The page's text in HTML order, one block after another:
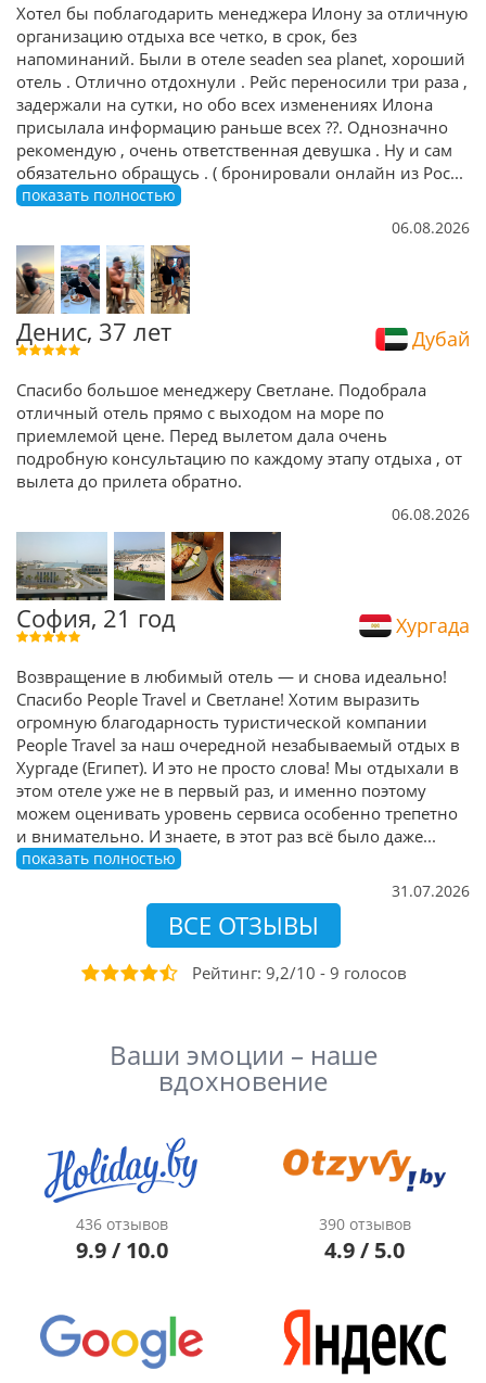
Хотел бы поблагодарить менеджера Илону за отличную
организацию отдыха все четко, в срок, без
напоминаний. Были в отеле seaden sea planet, хороший
отель . Отлично отдохнули . Рейс переносили три раза ,
задержали на сутки, но обо всех изменениях Илона
присылала информацию раньше всех ??. Однозначно
рекомендую , очень ответственная девушка . Ну и сам
обязательно обращусь . ( бронировали онлайн из Рос...
показать полностью
06.08.2026
Денис, 37 лет Дубай
Спасибо большое менеджеру Светлане. Подобрала
отличный отель прямо с выходом на море по
приемлемой цене. Перед вылетом дала очень
подробную консультацию по каждому этапу отдыха , от
вылета до прилета обратно.
06.08.2026
София, 21 год Хургада
Возвращение в любимый отель — и снова идеально!
Спасибо People Travel и Светлане! Хотим выразить
огромную благодарность туристической компании
People Travel за наш очередной незабываемый отдых в
Хургаде (Египет). И это не просто слова! Мы отдыхали в
этом отеле уже не в первый раз, и именно поэтому
можем оценивать уровень сервиса особенно трепетно
и внимательно. И знаете, в этот раз всё было даже...
показать полностью
31.07.2026
ВСЕ ОТЗЫВЫ
Рейтинг: 9,2/10 - 9 голосов
Ваши эмоции – наше
вдохновение
436 отзывов
9.9 / 10.0
390 отзывов
4.9 / 5.0